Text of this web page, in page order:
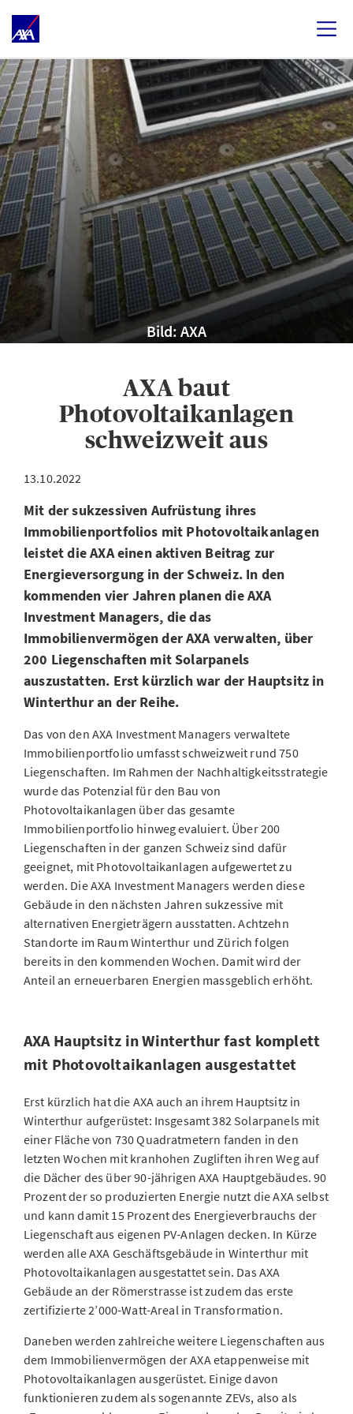
Bild: AXA
AXA baut
Photovoltaikanlagen
schweizweit aus
13.10.2022
Mit der sukzessiven Aufrüstung ihres
Immobilienportfolios mit Photovoltaikanlagen
leistet die AXA einen aktiven Beitrag zur
Energieversorgung in der Schweiz. In den
kommenden vier Jahren planen die AXA
Investment Managers, die das
Immobilienvermögen der AXA verwalten, über
200 Liegenschaften mit Solarpanels
auszustatten. Erst kürzlich war der Hauptsitz in
Winterthur an der Reihe.
Das von den AXA Investment Managers verwaltete
Immobilienportfolio umfasst schweizweit rund 750
Liegenschaften. Im Rahmen der Nachhaltigkeitsstrategie
wurde das Potenzial für den Bau von
Photovoltaikanlagen über das gesamte
Immobilienportfolio hinweg evaluiert. Über 200
Liegenschaften in der ganzen Schweiz sind dafür
geeignet, mit Photovoltaikanlagen aufgewertet zu
werden. Die AXA Investment Managers werden diese
Gebäude in den nächsten Jahren sukzessive mit
alternativen Energieträgern ausstatten. Achtzehn
Standorte im Raum Winterthur und Zürich folgen
bereits in den kommenden Wochen. Damit wird der
Anteil an erneuerbaren Energien massgeblich erhöht.
AXA Hauptsitz in Winterthur fast komplett
mit Photovoltaikanlagen ausgestattet
Erst kürzlich hat die AXA auch an ihrem Hauptsitz in
Winterthur aufgerüstet: Insgesamt 382 Solarpanels mit
einer Fläche von 730 Quadratmetern fanden in den
letzten Wochen mit kranhohen Zugliften ihren Weg auf
die Dächer des über 90-jährigen AXA Hauptgebäudes. 90
Prozent der so produzierten Energie nutzt die AXA selbst
und kann damit 15 Prozent des Energieverbrauchs der
Liegenschaft aus eigenen PV-Anlagen decken. In Kürze
werden alle AXA Geschäftsgebäude in Winterthur mit
Photovoltaikanlagen ausgestattet sein. Das AXA
Gebäude an der Römerstrasse ist zudem das erste
zertifizierte 2’000-Watt-Areal in Transformation.
Daneben werden zahlreiche weitere Liegenschaften aus
dem Immobilienvermögen der AXA etappenweise mit
Photovoltaikanlagen ausgerüstet. Einige davon
funktionieren zudem als sogenannte ZEVs, also als